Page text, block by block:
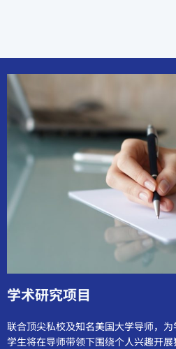
学术研究项目
联合顶尖私校及知名美国大学导师，为
学生将在导师带领下围绕个人兴趣开